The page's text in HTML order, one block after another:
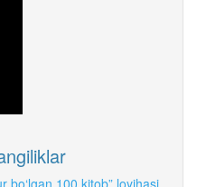
bo‘lgan 100 kitob” loyihasi